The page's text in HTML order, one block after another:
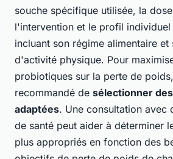
souche spécifique utilisée, la
l'intervention et le profil individuel
incluant son régime alimentaire et
d'activité physique. Pour
probiotiques sur la perte de
recommandé de sélectionner
adaptées. Une consultation avec
de santé peut aider à déterminer
plus appropriés en fonction des